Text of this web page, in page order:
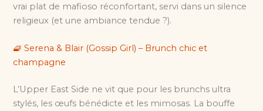
vrai plat de mafioso réconfortant, servi dans un silence
religieux (et une ambiance tendue ?).
🧇 Serena & Blair (Gossip Girl) – Brunch chic et
champagne
L’Upper East Side ne vit que pour les brunchs ultra
stylés, les œufs bénédicte et les mimosas. La bouffe